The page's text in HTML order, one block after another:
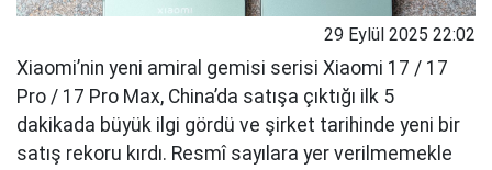
29 Eylül 2025 22:02
Xiaomi’nin yeni amiral gemisi serisi Xiaomi 17 / 17
Pro / 17 Pro Max, China’da satışa çıktığı ilk 5
dakikada büyük ilgi gördü ve şirket tarihinde yeni bir
satış rekoru kırdı. Resmî sayılara yer verilmemekle